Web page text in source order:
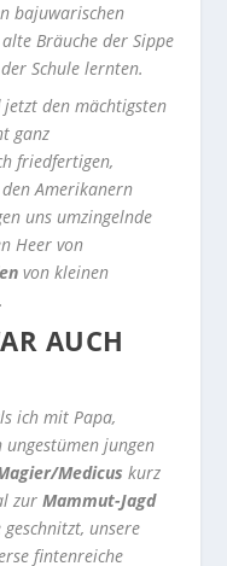
bajuwarischen
Bräuche der Sippe
Schule lernten.
jetzt den mächtigsten
ganz
friedfertigen,
Amerikanern
uns umzingelnde
Heer von
von kleinen
AUCH
ich mit Papa,
ungestümen jungen
Medicus kurz
zurMammut-Jagd
unsere
fintenreiche